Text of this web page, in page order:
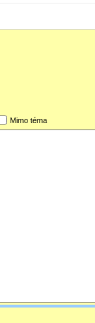
Mimo téma